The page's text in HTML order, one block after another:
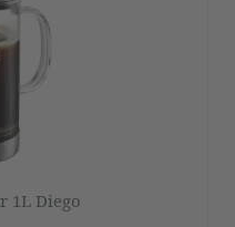
1L Diego